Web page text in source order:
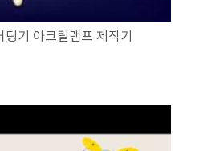
기 아크릴램프 제작기